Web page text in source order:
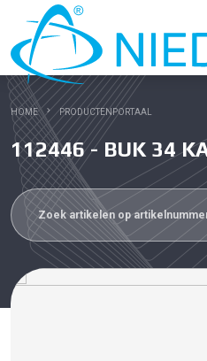
HOME PRODUCTENPORTAAL
112446 - BUK 34